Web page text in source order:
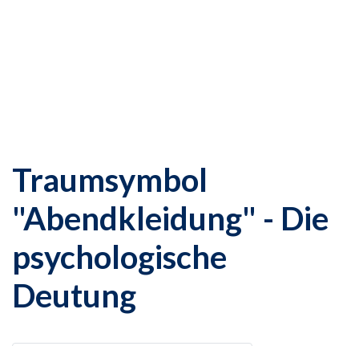
Traumsymbol
"Abendkleidung" - Die
psychologische
Deutung